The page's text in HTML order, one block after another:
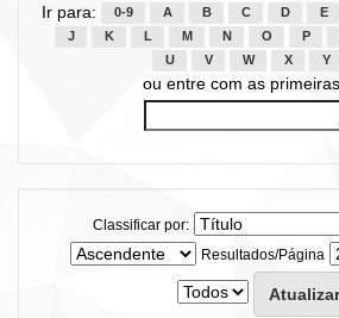
Ir para: 0-9 A B C D E
J
K L M N O P
U
V W X Y
ou entre com as
Classificar por:
Resultados/Página